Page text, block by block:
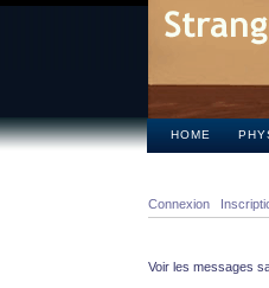
HOME
Connexion
Voir les messages